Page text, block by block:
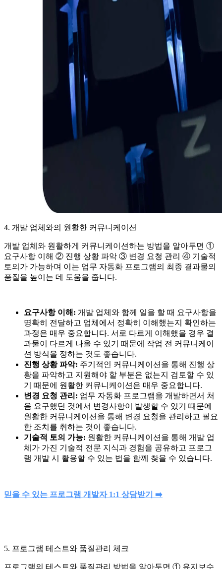
4. 개발 업체와의 원활한 커뮤니케이션
개발 업체와 원활하게 커뮤니케이션하는 방법을 알아두면 ①
요구사항 이해 ② 진행 상황 파악 ③ 변경 요청 관리 ④ 기술적
토의가 가능하며 이는 업무 자동화 프로그램의 최종 결과물의
품질을 높이는 데 도움을 줍니다.
요구사항 이해: 개발 업체와 함께 일을 할 때 요구사항을
명확히 전달하고 업체에서 정확히 이해했는지 확인하는
과정은 매우 중요합니다. 서로 다르게 이해했을 경우 결
과물이 다르게 나올 수 있기 때문에 작업 전 커뮤니케이
션 방식을 정하는 것도 좋습니다.
진행 상황 파악: 주기적인 커뮤니케이션을 통해 진행 상
황을 파악하고 지원해야 할 부분은 없는지 검토할 수 있
기 때문에 원활한 커뮤니케이션은 매우 중요합니다.
변경 요청 관리: 업무 자동화 프로그램을 개발하면서 처
음 요구했던 것에서 변경사항이 발생할 수 있기 때문에
원활한 커뮤니케이션을 통해 변경 요청을 관리하고 필요
한 조치를 취하는 것이 좋습니다.
기술적 토의 가능: 원활한 커뮤니케이션을 통해 개발 업
체가 가진 기술적 전문 지식과 경험을 공유하고 프로그
램 개발 시 활용할 수 있는 법을 함께 찾을 수 있습니다.
믿을 수 있는 프로그램 개발자 1:1 상담받기 ➡️
5. 프로그램 테스트와 품질관리 체크
프로그램의 테스트와 품질관리 방법을 알아두면 ① 유지보수